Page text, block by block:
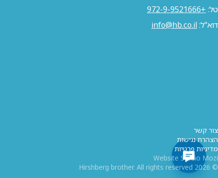
טל: +972-9-9521666
דוא"ל:info@hb.co.il
© 2026 Hirshberg brother. All rights reserved.
צור קשר
הצהרת נגישות
מדיניות פרטיות
Website Studio Mozi